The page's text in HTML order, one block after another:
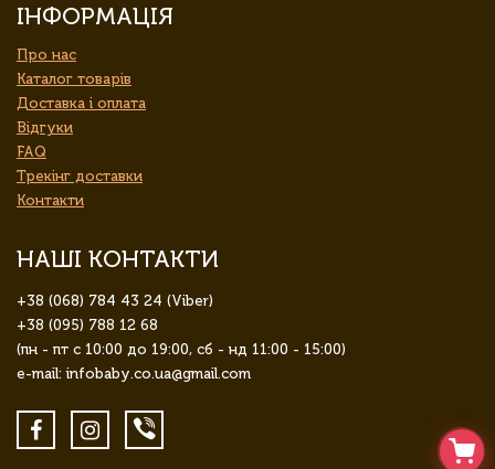
ІНФОРМАЦІЯ
Про нас
Каталог товарів
Доставка і оплата
Відгуки
FAQ
Трекінг доставки
Контакти
НАШІ КОНТАКТИ
+38 (068) 784 43 24 (Viber)
+38 (095) 788 12 68
(пн - пт с 10:00 до 19:00, сб - нд 11:00 - 15:00)
e-mail: infobaby.co.ua@gmail.com